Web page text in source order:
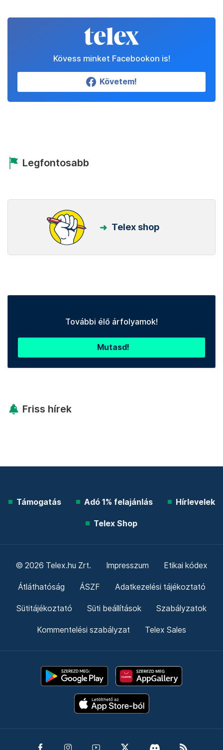
Kövess minket Facebookon is!
Követem!
Legfontosabb
Telex shop
További élő árfolyamok!
Mutasd!
Friss hírek
Támogatás Adó 1% felajánlás Hírlevelek
Telex Shop
© 2026 Telex.hu Zrt. Impresszum Etikai kódex
Átláthatóság ÁSZF Adatkezelési tájékoztató
Sütitájékoztató Süti beállítások Szabályzatok
Kommentelési szabályzat Telex Sales